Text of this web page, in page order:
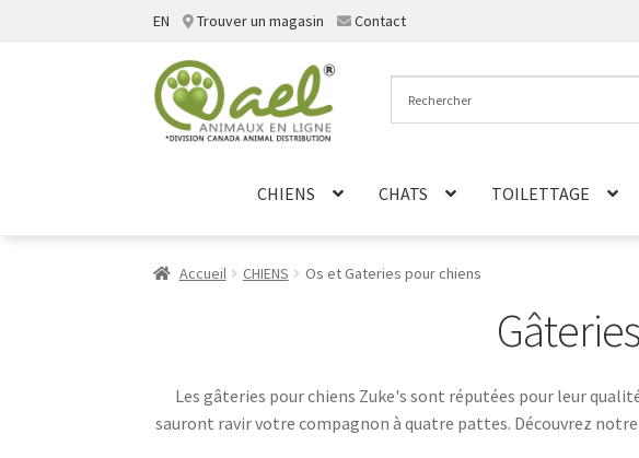
EN Trouver un magasin Contact
Aller
à
la
Aller
au
contenu
CHIENS CHATS TOILETTAGE
Accueil CHIENS Os et Gateries pour chiens
Les gâteries pour chiens Zuke's sont réputées pour leur
sauront ravir votre compagnon à quatre pattes. Découvrez